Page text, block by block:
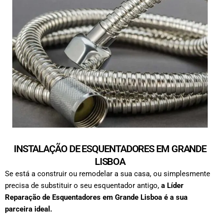
INSTALAÇÃO DE ESQUENTADORES EM GRANDE
LISBOA
Se está a construir ou remodelar a sua casa, ou simplesmente
precisa de substituir o seu esquentador antigo, a Líder
Reparação de Esquentadores em Grande Lisboa é a sua
parceira ideal.